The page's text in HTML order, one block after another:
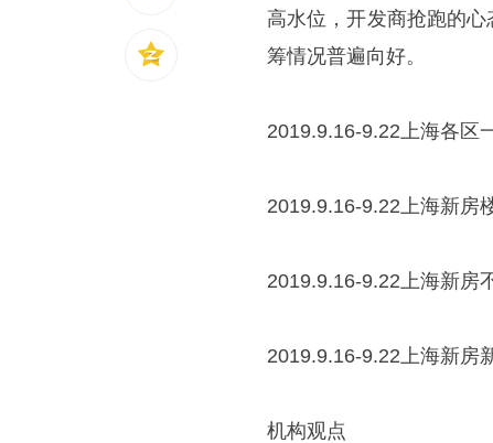
高水位，开发商抢跑的
筹情况普遍向好。
2019.9.16-9.22上海各区
2019.9.16-9.22上海新房
2019.9.16-9.22上海新房
2019.9.16-9.22上海新房
机构观点